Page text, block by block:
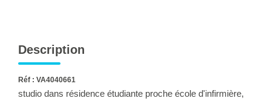
Description
Réf : VA4040661
studio dans résidence étudiante proche école d'infirmière,